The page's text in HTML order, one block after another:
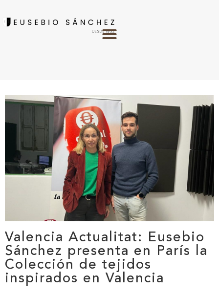
Valencia Actualitat: Eusebio
Sánchez presenta en París la
Colección de tejidos
inspirados en Valencia